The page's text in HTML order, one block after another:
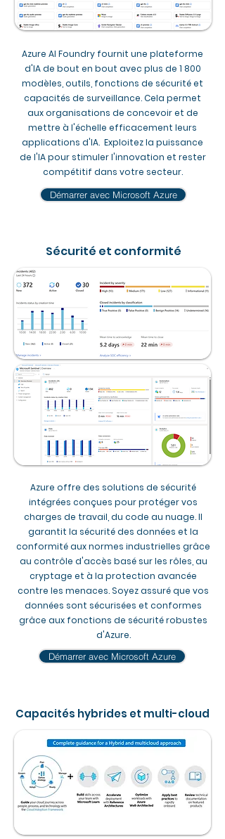
Azure AI Foundry fournit une plateforme
d'IA de bout en bout avec plus de 1 800
modèles, outils, fonctions de sécurité et
capacités de surveillance. Cela permet
aux organisations de concevoir et de
mettre à l'échelle efficacement leurs
applications d'IA. Exploitez la puissance
de l'IA pour stimuler l'innovation et rester
compétitif dans votre secteur.​
Démarrer avec Microsoft Azure
Sécurité et conformité
Azure offre des solutions de sécurité
intégrées conçues pour protéger vos
charges de travail, du code au nuage. Il
garantit la sécurité des données et la
conformité aux normes industrielles grâce
au contrôle d'accès basé sur les rôles, au
cryptage et à la protection avancée
contre les menaces. Soyez assuré que vos
données sont sécurisées et conformes
grâce aux fonctions de sécurité robustes
d'Azure.
Démarrer avec Microsoft Azure
Capacités hybrides et multi-cloud